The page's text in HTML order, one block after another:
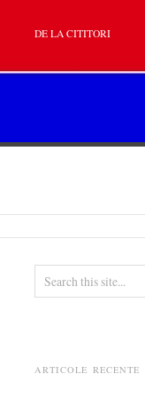
DE LA CITITORI
ARTICOLE RECENTE